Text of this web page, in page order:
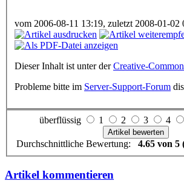
vom 2006-08-11 13:19, zuletzt 2008-01-
Dieser Inhalt ist unter derCreative-
Probleme bitte im Server-Support-Forum
überflüssig 1 2 3 4
Durchschnittliche Bewertung: 4.65 von 5
Artikel kommentieren